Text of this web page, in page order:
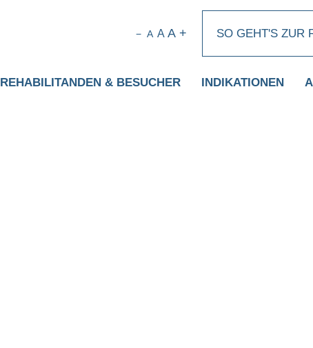
− A A A + SO GEHT'S ZUR
REHABILITANDEN & BESUCHER INDIKATIONEN